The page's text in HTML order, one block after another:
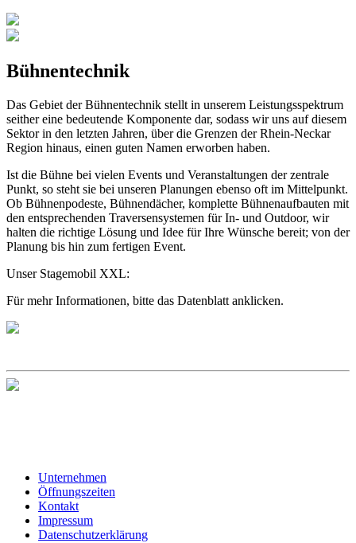
Bühnentechnik
Das Gebiet der Bühnentechnik stellt in unserem Leistungsspektrum
seither eine bedeutende Komponente dar, sodass wir uns auf diesem
Sektor in den letzten Jahren, über die Grenzen der Rhein-Neckar
Region hinaus, einen guten Namen erworben haben.
Ist die Bühne bei vielen Events und Veranstaltungen der zentrale
Punkt, so steht sie bei unseren Planungen ebenso oft im Mittelpunkt.
Ob Bühnenpodeste, Bühnendächer, komplette Bühnenaufbauten mit
den entsprechenden Traversensystemen für In- und Outdoor, wir
halten die richtige Lösung und Idee für Ihre Wünsche bereit; von der
Planung bis hin zum fertigen Event.
Unser Stagemobil XXL:
Für mehr Informationen, bitte das Datenblatt anklicken.
Unternehmen
Öffnungszeiten
Kontakt
Impressum
Datenschutzerklärung